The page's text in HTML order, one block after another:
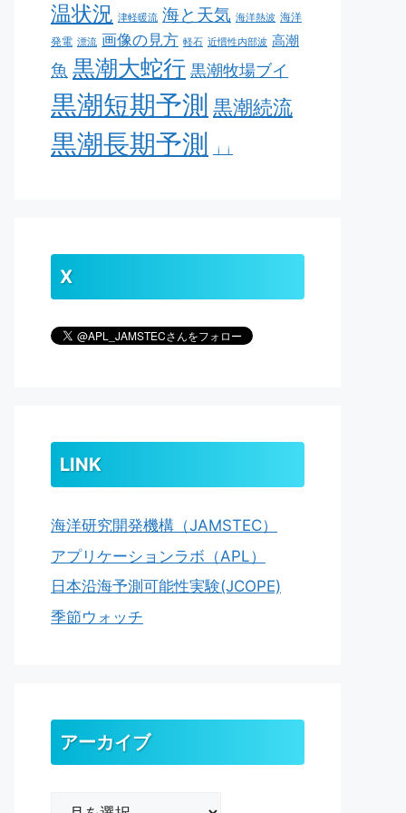
温状況 津軽暖流 海と天気 海洋熱波 海洋
発電 漂流 画像の見方 軽石 近慣性内部波 高潮
魚 黒潮大蛇行 黒潮牧場ブイ
黒潮短期予測 黒潮続流
黒潮長期予測 ｊｊ
X
LINK
海洋研究開発機構（JAMSTEC）
アプリケーションラボ（APL）
日本沿海予測可能性実験(JCOPE)
季節ウォッチ
アーカイブ